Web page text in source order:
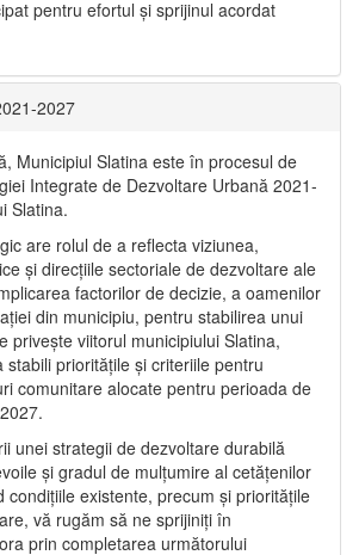
pentru efortul şi sprijinul acordat
2027
Municipiul Slatina este în procesul de
Integrate de Dezvoltare Urbană 2021‐
Slatina.
are rolul de a reflecta viziunea,
și direcțiile sectoriale de dezvoltare ale
factorilor de decizie, a oamenilor
din municipiu, pentru stabilirea unui
privește viitorul municipiului Slatina,
stabili prioritățile și criteriile pentru
comunitare alocate pentru perioada de
unei strategii de dezvoltare durabilă
și gradul de mulțumire al cetățenilor
condițiile existente, precum și prioritățile
vă rugăm să ne sprijiniți în
prin completarea următorului